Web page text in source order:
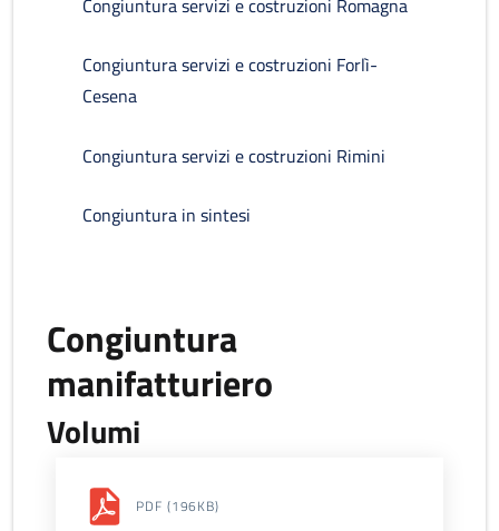
Congiuntura servizi e costruzioni Forlì-
Cesena
Congiuntura servizi e costruzioni Rimini
Congiuntura in sintesi
Congiuntura
manifatturiero
Volumi
PDF (196KB)